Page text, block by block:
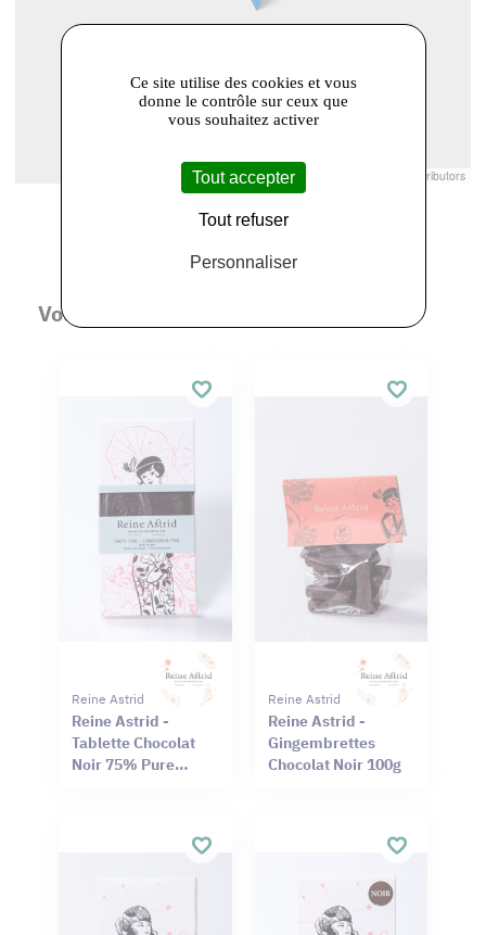
© Openstreetmap France | © contributors
Vous aimerez aussi
Reine Astrid
Reine Astrid -
Tablette Chocolat
Noir 75% Pure
Reine Astrid
Reine Astrid -
Gingembrettes
Chocolat Noir 100g
Ce site utilise des cookies et vous
donne le contrôle sur ceux que
vous souhaitez activer
Tout accepter
Tout refuser
Personnaliser